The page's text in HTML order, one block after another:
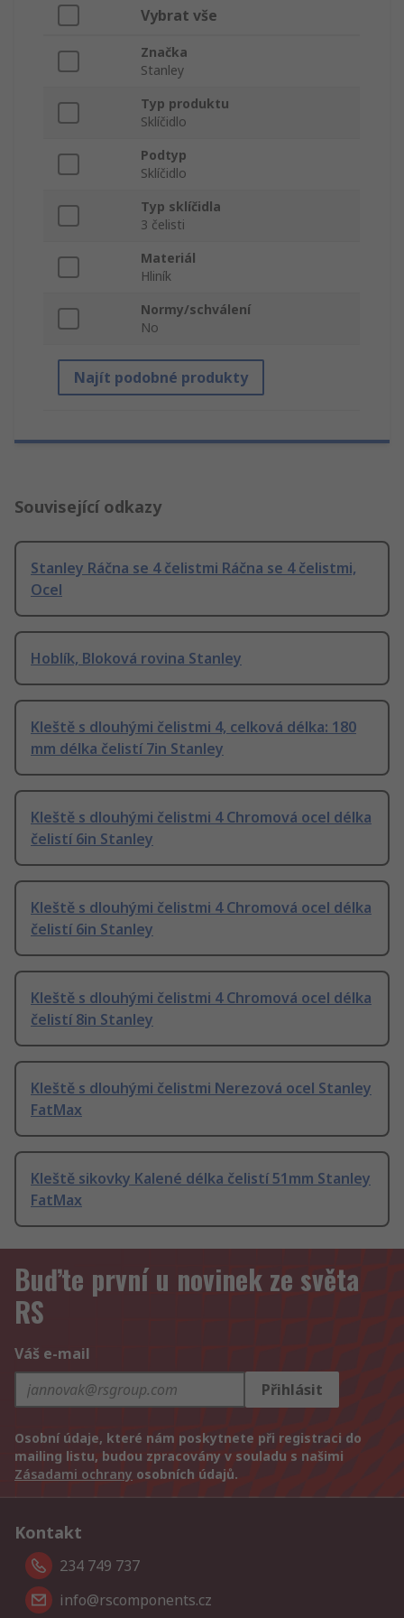
Vybrat vše
Značka
Stanley
Typ produktu
Sklíčidlo
Podtyp
Sklíčidlo
Typ sklíčidla
3 čelisti
Materiál
Hliník
Normy/schválení
No
Najít podobné produkty
Související odkazy
Stanley Ráčna se 4 čelistmi Ráčna se 4 čelistmi,
Ocel
Hoblík, Bloková rovina Stanley
Kleště s dlouhými čelistmi 4, celková délka: 180
mm délka čelistí 7in Stanley
Kleště s dlouhými čelistmi 4 Chromová ocel délka
čelistí 6in Stanley
Kleště s dlouhými čelistmi 4 Chromová ocel délka
čelistí 6in Stanley
Kleště s dlouhými čelistmi 4 Chromová ocel délka
čelistí 8in Stanley
Kleště s dlouhými čelistmi Nerezová ocel Stanley
FatMax
Kleště sikovky Kalené délka čelistí 51mm Stanley
FatMax
Buďte první u novinek ze světa
RS
Váš e-mail
Přihlásit
Osobní údaje, které nám poskytnete při registraci do
mailing listu, budou zpracovány v souladu s našimi
Zásadami ochrany osobních údajů.
Kontakt
234 749 737
info@rscomponents.cz